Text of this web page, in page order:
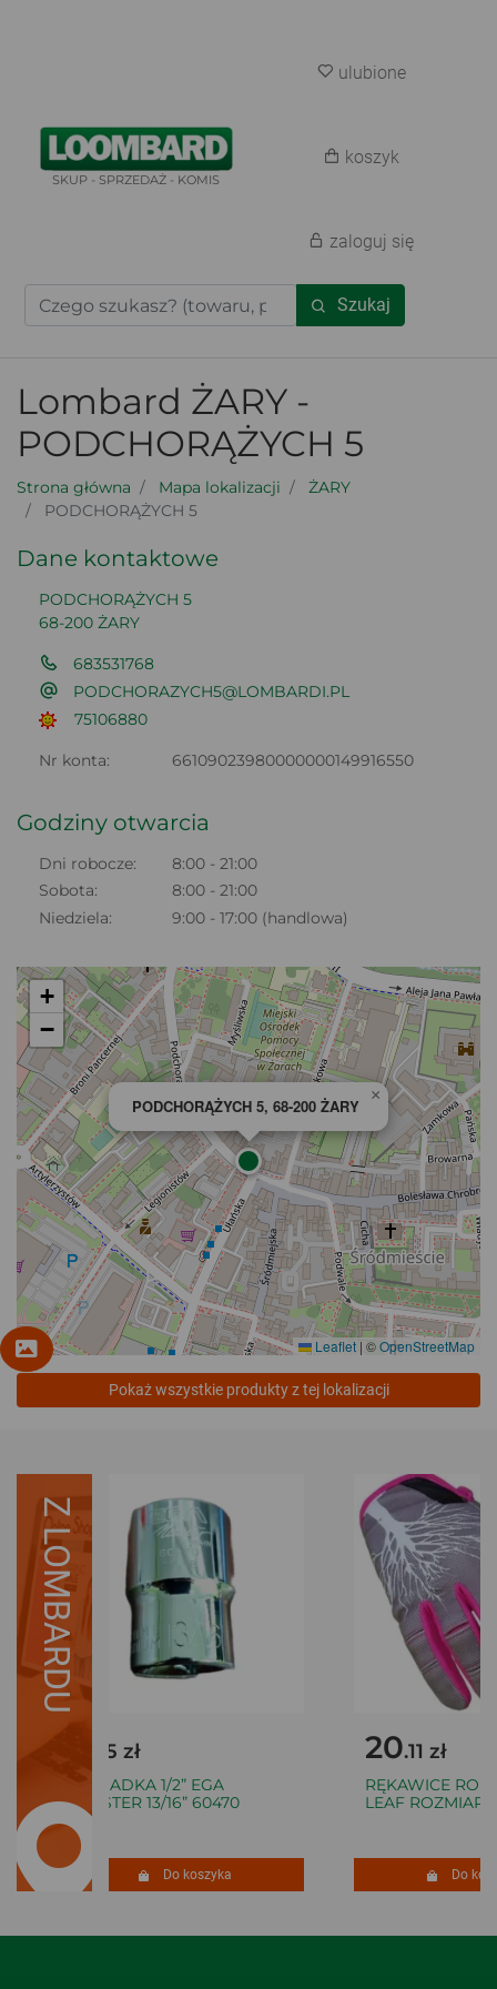
SKUP - SPRZEDAŻ - KOMIS
Szukaj
ulubione
koszyk
zaloguj się
Lombard ŻARY -
PODCHORĄŻYCH 5
Strona główna Mapa lokalizacji
ŻARY
PODCHORĄŻYCH 5
Dane kontaktowe
PODCHORĄŻYCH 5
68-200 ŻARY
683531768
PODCHORAZYCH5@LOMBARDI.PL
75106880
Nr konta: 66109023980000000149916550
Godziny otwarcia
Dni robocze:
8:00 - 21:00
Sobota:
8:00 - 21:00
Niedziela:
9:00 - 17:00 (handlowa)
PODCHORĄŻYCH 5, 68-200 ŻARY
×
+
−
Leaflet | ©OpenStreetMap
Pokaż wszystkie produkty z tej lokalizacji
Z LOMBARDU
.55 zł
NASADKA 1/2” EGA
MASTER 13/16” 60470
Do koszyka
20.11 zł
RĘKAWICE
LEAF ROZMIAR S
Do